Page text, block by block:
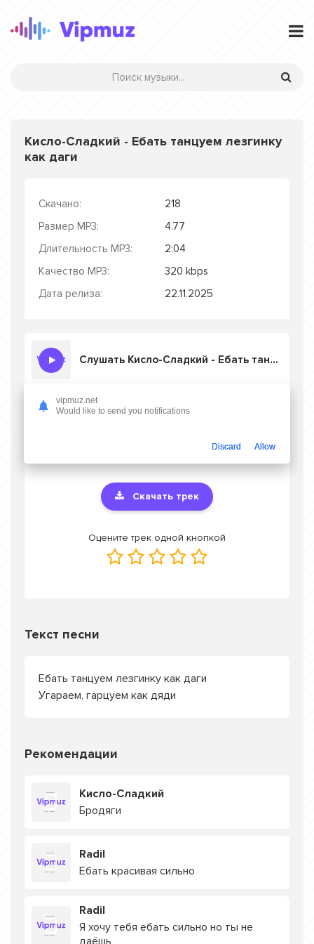
Кисло-Сладкий - Ебать танцуем лезгинку
как даги
Скачано:
218
Размер MP3:
4.77
Длительность MP3:
2:04
Качество MP3:
320 kbps
Дата релиза:
22.11.2025
Слушать Кисло-Сладкий - Ебать танцуем лезгинку как даги
слушать онлайн бесплатно
Скачать трек
Оцените трек одной кнопкой
Текст песни
Ебать танцуем лезгинку как даги
Угараем, гарцуем как дяди
Рекомендации
Кисло-Сладкий
Бродяги
Radil
Ебать красивая сильно
Radil
Я хочу тебя ебать сильно но ты не
даёшь
vipmuz.net
Would like to send you notifications
Discard Allow